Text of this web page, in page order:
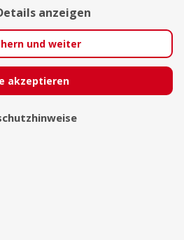
anzeigen
und weiter
akzeptieren